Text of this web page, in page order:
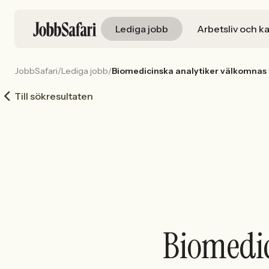
Lediga jobb Arbetsliv och
JobbSafari/Lediga jobb/Biomedicinska analytiker
Till sökresultaten